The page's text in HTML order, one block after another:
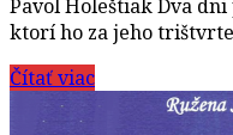
Pavol Holeštiak Dva
ktorí ho za jeho
Čítať viac